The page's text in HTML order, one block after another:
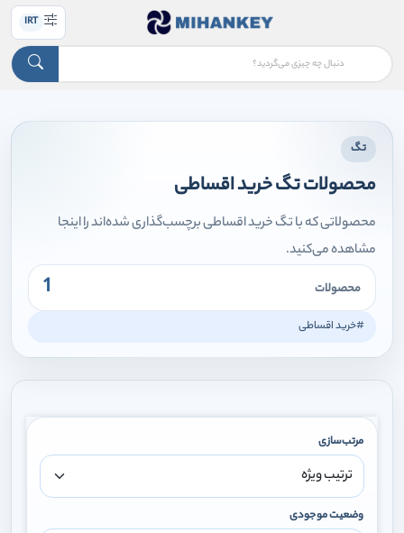
IRT
تگ
محصولات تگ خرید اقساطی
محصولاتی که با تگ خرید اقساطی برچسب‌گذاری شده‌اند را اینجا
مشاهده می‌کنید.
محصولات 1
#خرید اقساطی
مرتب‌سازی
وضعیت موجودی